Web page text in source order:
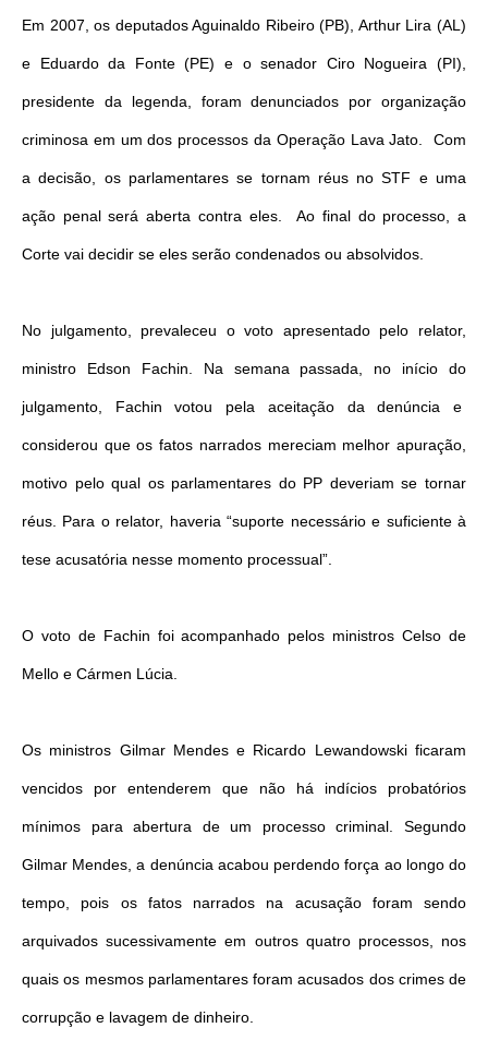
Em 2007, os deputados Aguinaldo Ribeiro (PB), Arthur Lira (AL)
e Eduardo da Fonte (PE) e o senador Ciro Nogueira (PI),
presidente da legenda, foram denunciados por organização
criminosa em um dos processos da Operação Lava Jato. Com
a decisão, os parlamentares se tornam réus no STF e uma
ação penal será aberta contra eles. Ao final do processo, a
Corte vai decidir se eles serão condenados ou absolvidos.
No julgamento, prevaleceu o voto apresentado pelo relator,
ministro Edson Fachin. Na semana passada, no início do
julgamento, Fachin votou pela aceitação da denúncia e
considerou que os fatos narrados mereciam melhor apuração,
motivo pelo qual os parlamentares do PP deveriam se tornar
réus. Para o relator, haveria “suporte necessário e suficiente à
tese acusatória nesse momento processual”.
O voto de Fachin foi acompanhado pelos ministros Celso de
Mello e Cármen Lúcia.
Os ministros Gilmar Mendes e Ricardo Lewandowski ficaram
vencidos por entenderem que não há indícios probatórios
mínimos para abertura de um processo criminal. Segundo
Gilmar Mendes, a denúncia acabou perdendo força ao longo do
tempo, pois os fatos narrados na acusação foram sendo
arquivados sucessivamente em outros quatro processos, nos
quais os mesmos parlamentares foram acusados dos crimes de
corrupção e lavagem de dinheiro.